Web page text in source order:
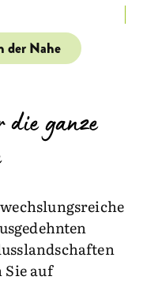
der Nahe
ganze
Sie auf